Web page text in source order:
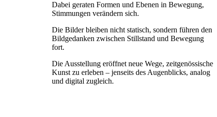
Dabei geraten Formen und Ebenen in Bewegung,
Stimmungen verändern sich.
Die Bilder bleiben nicht statisch, sondern führen den
Bildgedanken zwischen Stillstand und Bewegung
fort.
Die Ausstellung eröffnet neue Wege, zeitgenössische
Kunst zu erleben – jenseits des Augenblicks, analog
und digital zugleich.